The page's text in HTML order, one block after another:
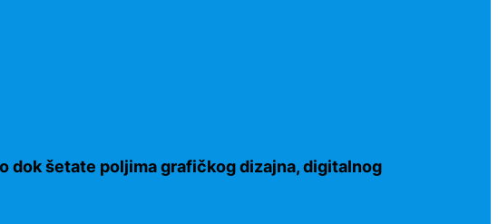
dok šetate poljima grafičkog dizajna, digitalnog